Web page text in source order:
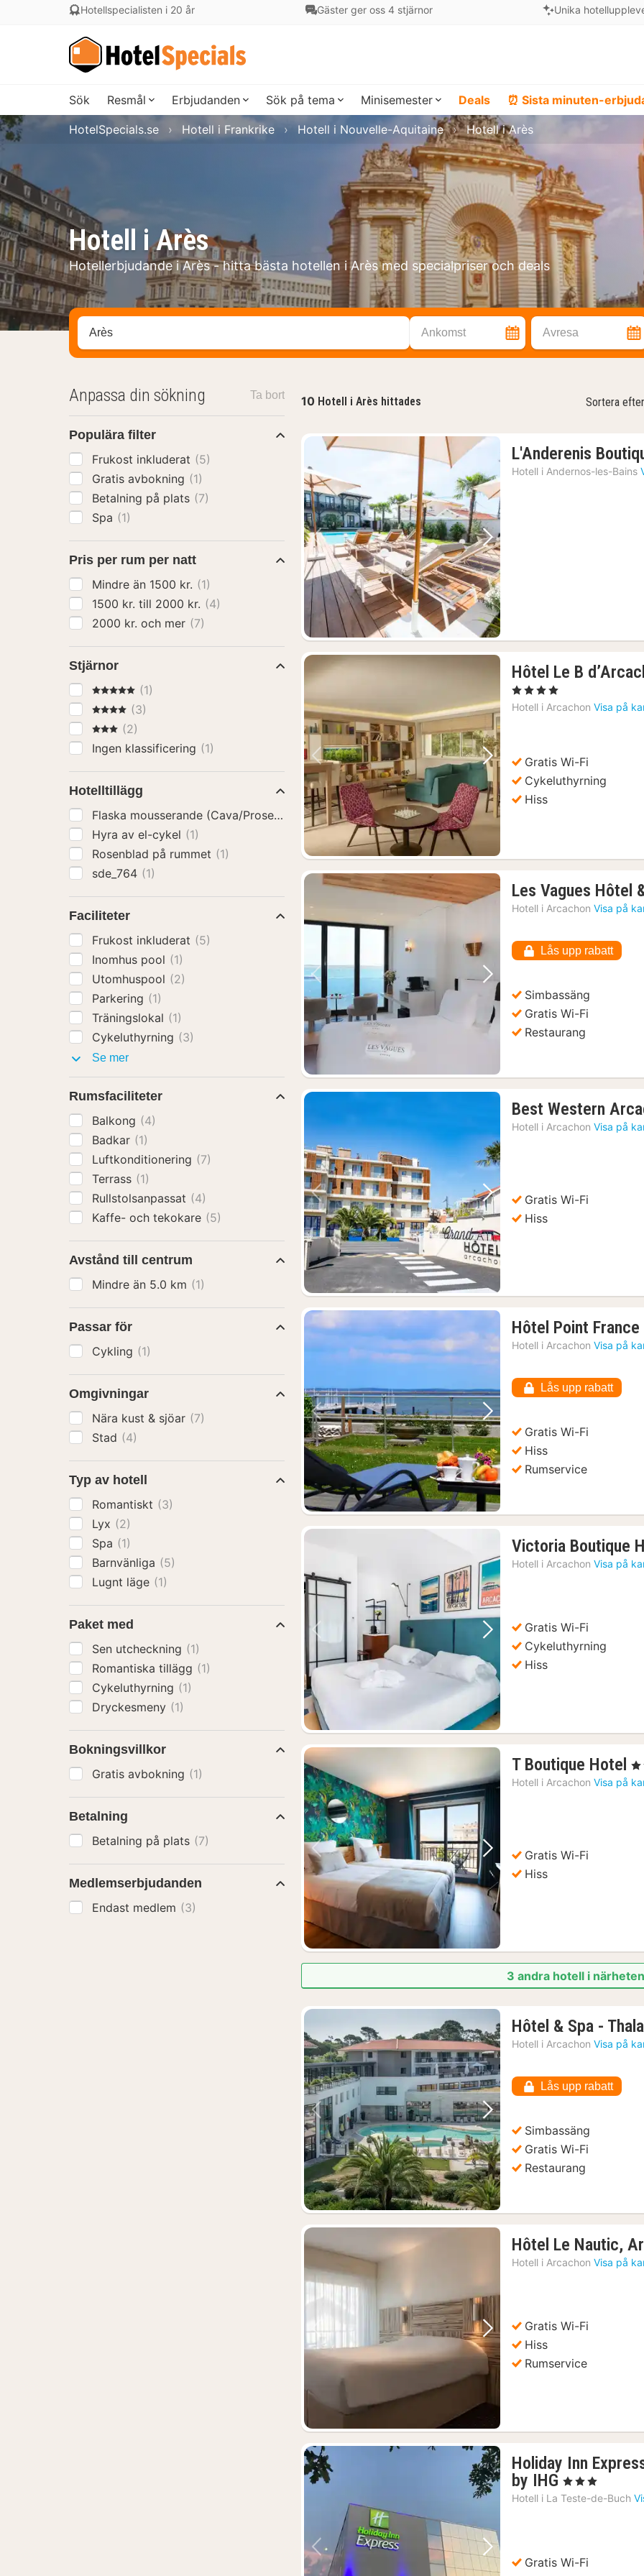
Hotellspecialisten i 20 år Gäster ger oss 4 stjärnor Unika
Sök Resmål Erbjudanden Sök på tema Minisemester Deals ⏰ Sista minuten-
Hotell i Arès
Hotellerbjudande i Arès - hitta bästa hotellen i Arès med specialpriser och deals
HotelSpecials.se Hotell i Frankrike Hotell i Nouvelle-Aquitaine Hotell i Arès
Sök efter hotell, område eller stad Ankomst Avresa
10 Hotell i Arès hittades Sortera efter
Föregående bild Nästa bild
L'Anderenis
Hotell i Andernos-les-Bains
Föregående bild Nästa bild
Hôtel Le B
, 4 Stjärnor
Hotell i Arcachon Visa på
Gratis Wi-Fi
Cykeluthyrning
Hiss
Föregående bild Nästa bild
Les Vagues Hôtel
Hotell i Arcachon Visa på
Lås upp rabatt
Simbassäng
Gratis Wi-Fi
Restaurang
Föregående bild Nästa bild
Best Western
Hotell i Arcachon Visa på
Gratis Wi-Fi
Hiss
Föregående bild Nästa bild
Hôtel Point France
Hotell i Arcachon Visa på
Lås upp rabatt
Gratis Wi-Fi
Hiss
Rumservice
Föregående bild Nästa bild
Victoria Boutique
Hotell i Arcachon Visa på
Gratis Wi-Fi
Cykeluthyrning
Hiss
Föregående bild Nästa bild
T Boutique Hotel 1
, 3
Hotell i Arcachon Visa på
Gratis Wi-Fi
Hiss
3 andra hotell i
Föregående bild Nästa bild
Hôtel & Spa -
Hotell i Arcachon Visa på
Lås upp rabatt
Simbassäng
Gratis Wi-Fi
Restaurang
Föregående bild Nästa bild
Hôtel Le Nautic,
Hotell i Arcachon Visa på
Gratis Wi-Fi
Hiss
Rumservice
Föregående bild Nästa bild
Holiday Inn
by IHG 1
natt
, 3 Stjärnor
Hotell i La Teste-de-Buch
Gratis Wi-Fi
Anpassa din sökning Ta bort
Populära filter
Frukost inkluderat (5)
Gratis avbokning (1)
Betalning på plats (7)
Spa (1)
Pris per rum per natt
Mindre än 1500 kr. (1)
1500 kr. till 2000 kr. (4)
2000 kr. och mer (7)
Stjärnor
5 Stjärnor(1)
4 Stjärnor
(3)
3 Stjärnor
(2)
Ingen klassificering (1)
Hotelltillägg
Flaska mousserande (Cava/Prosecco)
(1)
Hyra av el-cykel (1)
Rosenblad på rummet (1)
sde_764 (1)
Faciliteter
Frukost inkluderat (5)
Inomhus pool (1)
Utomhuspool (2)
Parkering (1)
Träningslokal (1)
Cykeluthyrning (3)
Se merFaciliteter
Rumsfaciliteter
Balkong (4)
Badkar (1)
Luftkonditionering (7)
Terrass (1)
Rullstolsanpassat (4)
Kaffe- och tekokare (5)
Avstånd till centrum
Mindre än 5.0 km (1)
Passar för
Cykling (1)
Omgivningar
Nära kust & sjöar (7)
Stad (4)
Typ av hotell
Romantiskt (3)
Lyx (2)
Spa (1)
Barnvänliga (5)
Lugnt läge (1)
Paket med
Sen utcheckning (1)
Romantiska tillägg (1)
Cykeluthyrning (1)
Dryckesmeny (1)
Bokningsvillkor
Gratis avbokning (1)
Betalning
Betalning på plats (7)
Medlemserbjudanden
Endast medlem (3)